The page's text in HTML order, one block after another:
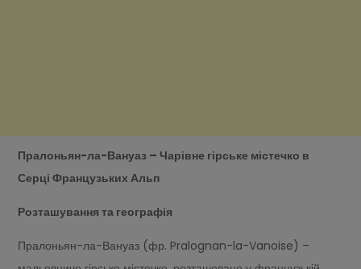
Пралоньян-ла-Вануаз – Чарівне гірське містечко в
Серці Французьких Альп
Розташування та географія
Пралоньян-ла-Вануаз (фр. Pralognan-la-Vanoise) –